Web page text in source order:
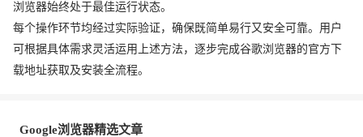
浏览器始终处于最佳运行状态。
每个操作环节均经过实际验证，确保既简单易行又安全可靠。用户
可根据具体需求灵活运用上述方法，逐步完成谷歌浏览器的官方下
载地址获取及安装全流程。
Google浏览器精选文章